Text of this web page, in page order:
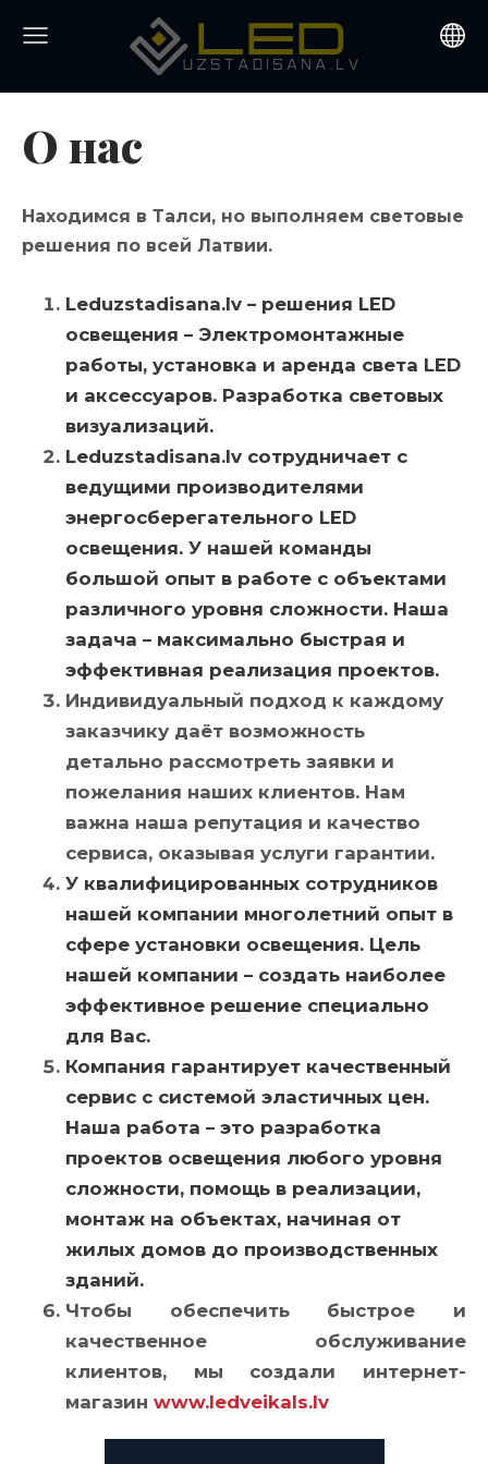
О нас
Находимся в Талси, но выполняем световые
решения по всей Латвии.
Leduzstadisana.lv – решения LED
освещения – Электромонтажные
работы, установка и аренда света LED
и аксессуаров. Разработка световых
визуализаций.
Leduzstadisana.lv сотрудничает с
ведущими производителями
энергосберегательного LED
освещения. У нашей команды
большой опыт в работе с объектами
различного уровня сложности. Наша
задача – максимально быстрая и
эффективная реализация проектов.
Индивидуальный подход к каждому
заказчику даёт возможность
детально рассмотреть заявки и
пожелания наших клиентов. Нам
важна наша репутация и качество
сервиса, оказывая услуги гарантии.
У квалифицированных сотрудников
нашей компании многолетний опыт в
сфере установки освещения. Цель
нашей компании – создать наиболее
эффективное решение специально
для Вас.
Компания гарантирует качественный
сервис с системой эластичных цен.
Наша работа – это разработка
проектов освещения любого уровня
сложности, помощь в реализации,
монтаж на объектах, начиная от
жилых домов до производственных
зданий.
Чтобы обеспечить быстрое и
качественное обслуживание
клиентов, мы создали интернет-
магазин www.ledveikals.lv